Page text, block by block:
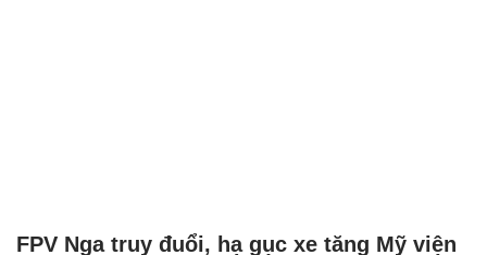
FPV Nga truy đuổi, hạ gục xe tăng Mỹ viện